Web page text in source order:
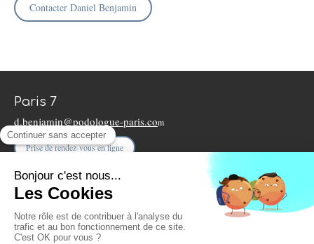
Contacter Daniel Benjamin
Paris 7
d.benjamin@podologue-paris.com
Prise de rendez-vous en ligne
Plan du site
Mentions légales
9 rue Léon Vaudoyer